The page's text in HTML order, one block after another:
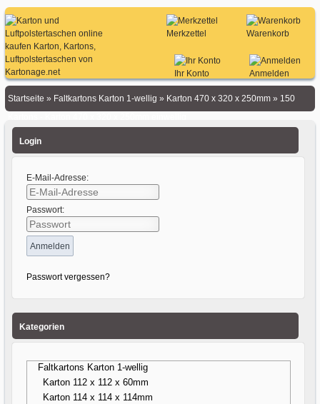
Warenkorb
Merkzettel
Anmelden
Ihr Konto
Startseite » Faltkartons Karton 1-wellig » Karton 470 x 320 x 250mm » 150
Login
E-Mail-Adresse:
Passwort:
Passwort vergessen?
Kategorien
Faltkartons Karton 1-wellig
Karton 112 x 112 x 60mm
Karton 114 x 114 x 114mm